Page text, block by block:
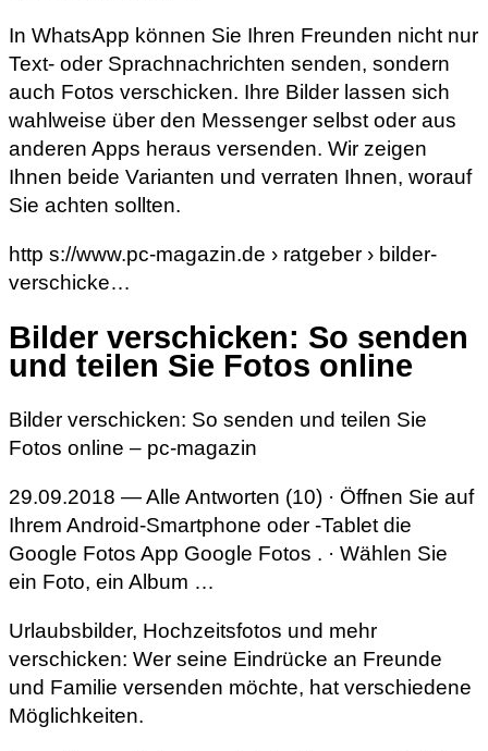
In WhatsApp können Sie Ihren Freunden nicht nur
Text- oder Sprachnachrichten senden, sondern
auch Fotos verschicken. Ihre Bilder lassen sich
wahlweise über den Messenger selbst oder aus
anderen Apps heraus versenden. Wir zeigen
Ihnen beide Varianten und verraten Ihnen, worauf
Sie achten sollten.
http s://www.pc-magazin.de › ratgeber › bilder-
verschicke…
Bilder verschicken: So senden
und teilen Sie Fotos online
Bilder verschicken: So senden und teilen Sie
Fotos online – pc-magazin
29.09.2018 — Alle Antworten (10) · Öffnen Sie auf
Ihrem Android-Smartphone oder -Tablet die
Google Fotos App Google Fotos . · Wählen Sie
ein Foto, ein Album …
Urlaubsbilder, Hochzeitsfotos und mehr
verschicken: Wer seine Eindrücke an Freunde
und Familie versenden möchte, hat verschiedene
Möglichkeiten.